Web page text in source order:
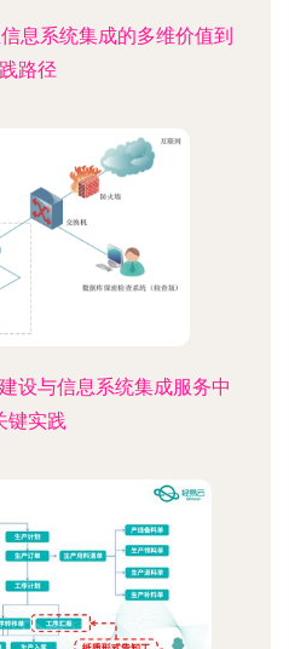
息系统集成的多维价值到
路径
设与信息系统集成服务中
键实践